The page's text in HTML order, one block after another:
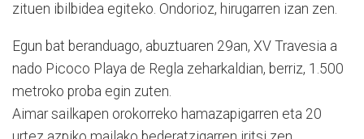
zituen ibilbidea egiteko. Ondorioz, hirugarren izan zen.
Egun bat beranduago, abuztuaren 29an, XV Travesia a
nado Picoco Playa de Regla zeharkaldian, berriz, 1.500
metroko proba egin zuten.
Aimar sailkapen orokorreko hamazapigarren eta 20